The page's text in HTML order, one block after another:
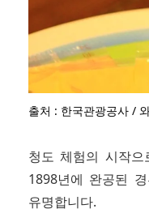
출처 : 한국관광공사 /
청도 체험의 시작
1898년에 완공된
유명합니다.